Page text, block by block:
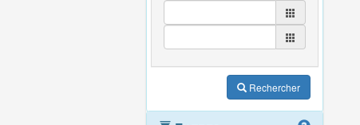
Rechercher